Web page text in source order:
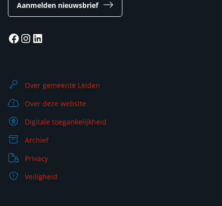
Aanmelden nieuwsbrief
Facebook
Instagram
LinkedIn
Over gemeente Leiden
Over deze website
Digitale toegankelijkheid
Archief
Privacy
Veiligheid